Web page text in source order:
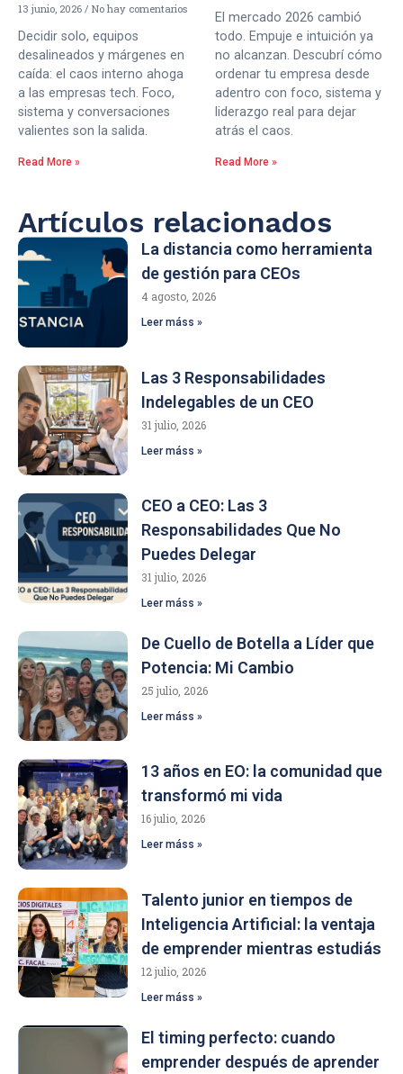
13 junio, 2026 No hay comentarios
Decidir solo, equipos
desalineados y márgenes en
caída: el caos interno ahoga
a las empresas tech. Foco,
sistema y conversaciones
valientes son la salida.
Read More »
El mercado 2026 cambió
todo. Empuje e intuición ya
no alcanzan. Descubrí cómo
ordenar tu empresa desde
adentro con foco, sistema y
liderazgo real para dejar
atrás el caos.
Read More »
Artículos relacionados
La distancia como herramienta
de gestión para CEOs
4 agosto, 2026
Leer máss »
Las 3 Responsabilidades
Indelegables de un CEO
31 julio, 2026
Leer máss »
CEO a CEO: Las 3
Responsabilidades Que No
Puedes Delegar
31 julio, 2026
Leer máss »
De Cuello de Botella a Líder que
Potencia: Mi Cambio
25 julio, 2026
Leer máss »
13 años en EO: la comunidad que
transformó mi vida
16 julio, 2026
Leer máss »
Talento junior en tiempos de
Inteligencia Artificial: la ventaja
de emprender mientras estudiás
12 julio, 2026
Leer máss »
El timing perfecto: cuando
emprender después de aprender